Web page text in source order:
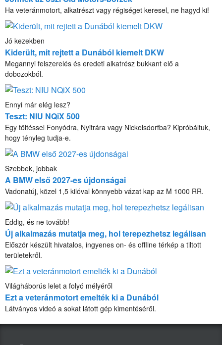
Ha veteránmotort, alkatrészt vagy régiséget keresel, ne hagyd ki!
Jó kezekben
Kiderült, mit rejtett a Dunából kiemelt DKW
Megannyi felszerelés és eredeti alkatrész bukkant elő a
dobozokból.
Ennyi már elég lesz?
Teszt: NIU NQiX 500
Egy töltéssel Fonyódra, Nyitrára vagy Nickelsdorfba? Kipróbáltuk,
hogy tényleg tudja-e.
Szebbek, jobbak
A BMW első 2027-es újdonságai
Vadonatúj, közel 1,5 kilóval könnyebb vázat kap az M 1000 RR.
Eddig, és ne tovább!
Új alkalmazás mutatja meg, hol terepezhetsz legálisan
Először készült hivatalos, ingyenes on- és offline térkép a tiltott
területekről.
Világháborús lelet a folyó mélyéről
Ezt a veteránmotort emelték ki a Dunából
Látványos videó a sokat látott gép kimentéséről.